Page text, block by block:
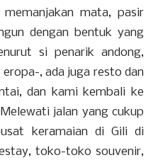
mata, pasir
dengan bentuk yang
si penarik andong,
, ada juga resto dan
dan kami kembali ke
jalan yang cukup
keramaian di Gili di
toko-toko souvenir,